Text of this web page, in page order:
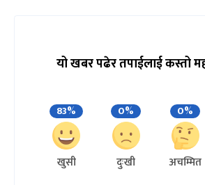
यो खबर पढेर तपाईलाई कस्तो
83%
खुसी
0%
दुःखी
0%
अचम्मित